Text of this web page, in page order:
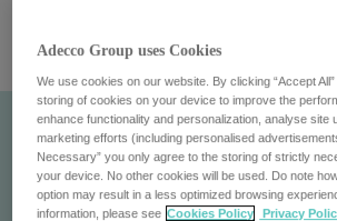
Adecco Group uses Cookies
We use cookies on our website. By clicking “Accept
storing of cookies on your device to improve the
enhance functionality and personalization, analyse site
marketing efforts (including personalised
Necessary” you only agree to the storing of strictly
your device. No other cookies will be used. Do note
option may result in a less optimized browsing
information, please see Cookies Policy Privacy